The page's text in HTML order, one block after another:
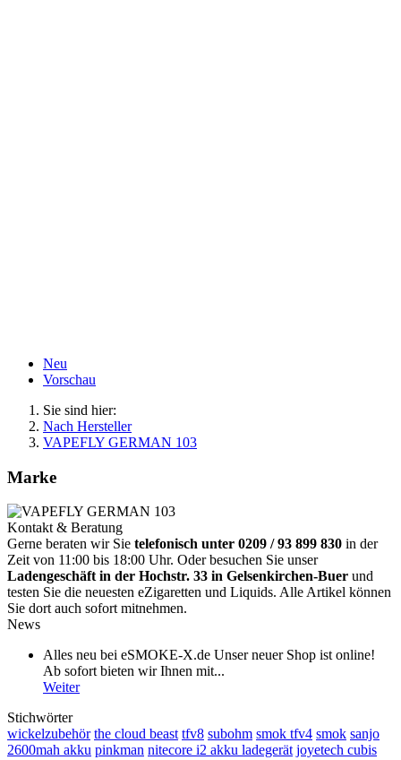
Neu
Vorschau
Sie sind hier:
Nach Hersteller
VAPEFLY GERMAN 103
Marke
Kontakt & Beratung
Gerne beraten wir Sie telefonisch unter 0209 / 93 899 830 in der
Zeit von 11:00 bis 18:00 Uhr. Oder besuchen Sie unser
Ladengeschäft in der Hochstr. 33 in Gelsenkirchen-Buer und
testen Sie die neuesten eZigaretten und Liquids. Alle Artikel können
Sie dort auch sofort mitnehmen.
News
Alles neu bei eSMOKE-X.de Unser neuer Shop ist online!
Ab sofort bieten wir Ihnen mit...
Weiter
Stichwörter
wickelzubehör the cloud beast tfv8 subohm smok tfv4 smok sanjo
2600mah akku pinkman nitecore i2 akku ladegerät joyetech cubis